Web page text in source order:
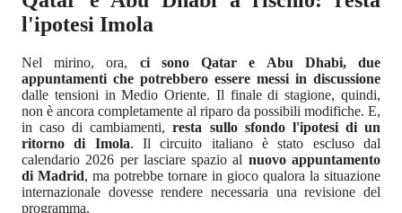
l'ipotesi Imola
Nel mirino, ora, ci sono Qatar e Abu Dhabi, due
appuntamenti che potrebbero essere messi in discussione
dalle tensioni in Medio Oriente. Il finale di stagione, quindi,
non è ancora completamente al riparo da possibili modifiche. E,
in caso di cambiamenti,resta sullo sfondo l'ipotesi di un
ritorno di Imola. Il circuito italiano è stato escluso dal
calendario 2026 per lasciare spazio al nuovo appuntamento
di Madrid, ma potrebbe tornare in gioco qualora la situazione
internazionale dovesse rendere necessaria una revisione del
programma.